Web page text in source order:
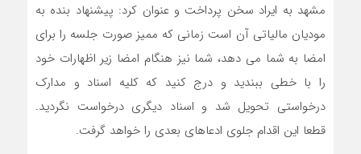
مشهد به ایراد سخن پرداخت و عنوان کرد: پیشنهاد بنده به
مودیان مالیاتی آن است زمانی که ممیز صورت جلسه را برای
امضا به شما می دهد، شما نیز هنگام امضا زیر اظهارات خود
را با خطی ببندید و درج کنید که کلیه اسناد و مدارک
درخواستی تحویل شد و اسناد دیگری درخواست نگردید.
قطعا این اقدام جلوی ادعاهای بعدی را خواهد گرفت.